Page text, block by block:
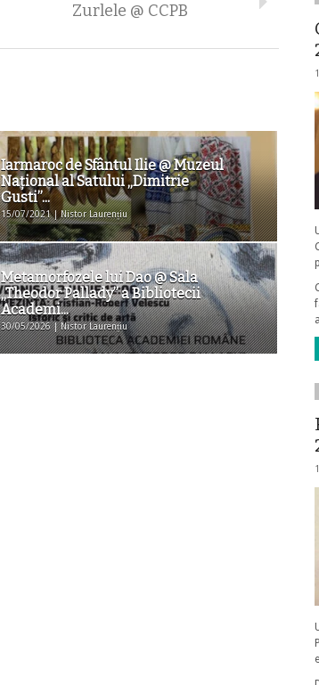
Zurlele @ CCPB
Iarmaroc de Sfântul Ilie @ Muzeul
Naţional al Satului „Dimitrie
Gusti”...
15/07/2021 | Nistor Laurențiu
Metamorfozele lui Dao @ Sala
„Theodor Pallady” a Bibliotecii
Academi...
30/05/2026 | Nistor Laurențiu